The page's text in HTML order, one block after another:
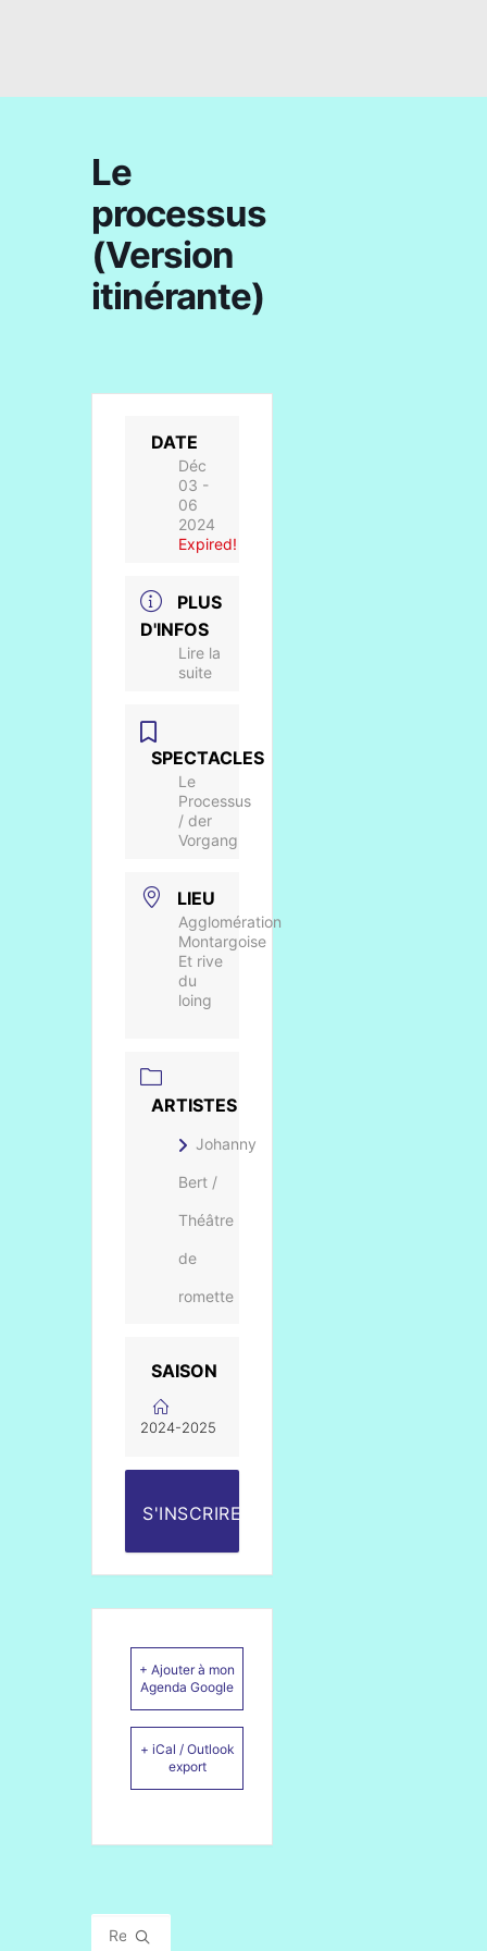
Le
processus
(Version
itinérante)
DATE
Déc
03 -
06
2024
Expired!
PLUS
D'INFOS
Lire la
suite
SPECTACLES
Le
Processus
/ der
Vorgang
LIEU
Agglomération
Montargoise
Et rive
du
loing
ARTISTES
Johanny
Bert /
Théâtre
de
romette
SAISON
2024-2025
S'INSCRIRE
+ Ajouter à mon
Agenda Google
+ iCal / Outlook
export